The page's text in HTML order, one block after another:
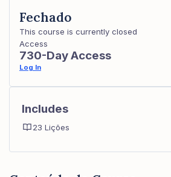
Fechado
This course is currently closed
Access
730-Day Access
Log In
Includes
23 Lições